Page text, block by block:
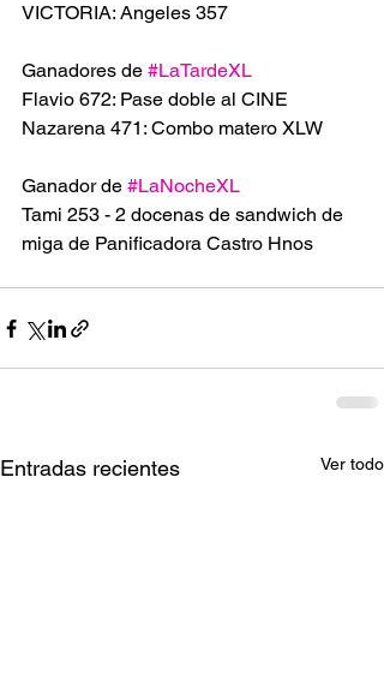
VICTORIA: Angeles 357
Ganadores de #LaTardeXL
Flavio 672: Pase doble al CINE
Nazarena 471: Combo matero XLW
Ganador de #LaNocheXL
Tami 253 - 2 docenas de sandwich de
miga de Panificadora Castro Hnos
Entradas recientes Ver todo